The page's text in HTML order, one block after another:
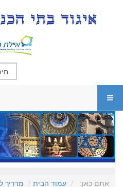
אתם כאן: עמוד הבית
מדריך